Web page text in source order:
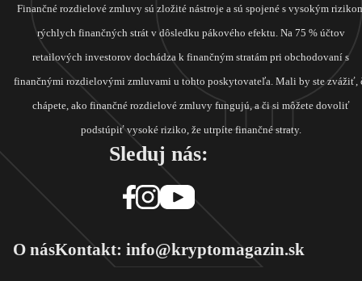
Finančné rozdielové zmluvy sú zložité nástroje a sú spojené s vysokým
rýchlych finančných strát v dôsledku pákového efektu. Na 75 % účtov
retailových investorov dochádza k finančným stratám pri obchodovaní s
finančnými rozdielovými zmluvami u tohto poskytovateľa. Mali by ste zvážiť,
chápete, ako finančné rozdielové zmluvy fungujú, a či si môžete dovoliť
podstúpiť vysoké riziko, že utrpíte finančné straty.
Sleduj nás:
O násKontakt: info@kryptomagazin.sk